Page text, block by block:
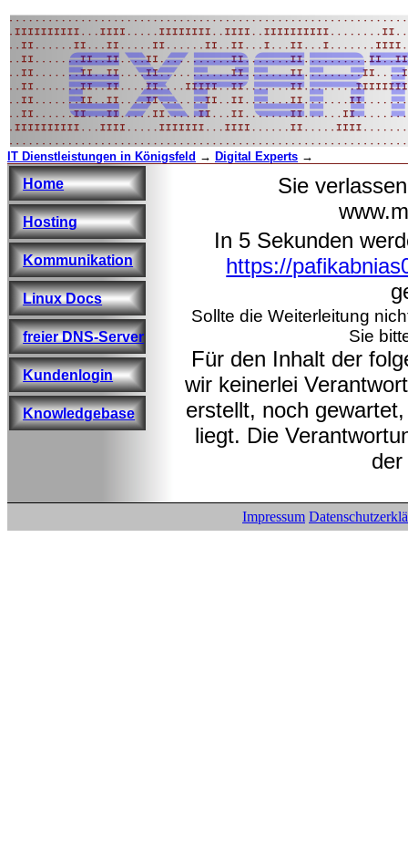
IT Dienstleistungen in Königsfeld → Digital Experts →
Sie
In 5 Sekunden
https://
Sollte die Weiterleitung
Sie
Für den Inhalt der
wir keinerlei
erstellt, noch
liegt. Die
Home
Hosting
Kommunikation
Linux Docs
freier DNS-Server
Kundenlogin
Knowledgebase
Impressum